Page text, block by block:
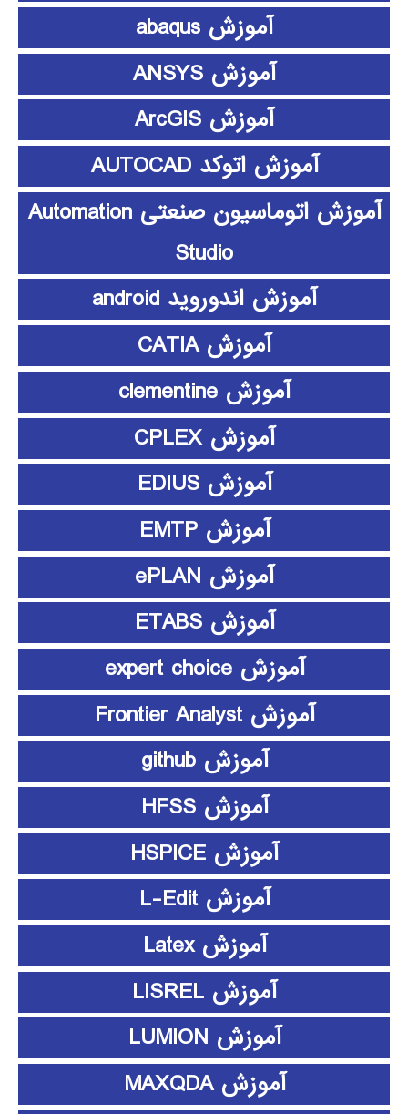
آموزش abaqus
آموزش ANSYS
آموزش ArcGIS
آموزش اتوکد AUTOCAD
آموزش اتوماسیون صنعتی Automation
Studio
آموزش اندوروید android
آموزش CATIA
آموزش clementine
آموزش CPLEX
آموزش EDIUS
آموزش EMTP
آموزش ePLAN
آموزش ETABS
آموزش expert choice
آموزش Frontier Analyst
آموزش github
آموزش HFSS
آموزش HSPICE
آموزش L-Edit
آموزش Latex
آموزش LISREL
آموزش LUMION
آموزش MAXQDA